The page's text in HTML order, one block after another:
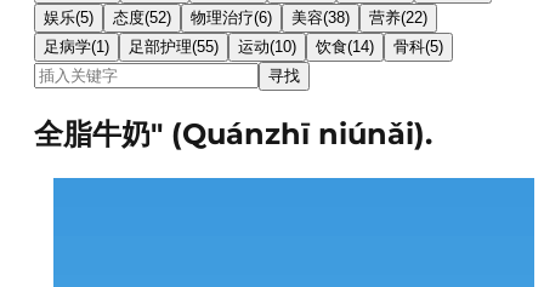
娱乐(5) 态度(52) 物理治疗(6) 美容(38) 营养(22)
足病学(1) 足部护理(55) 运动(10) 饮食(14) 骨科(5)
寻找
全脂牛奶" (Quánzhī niúnǎi).